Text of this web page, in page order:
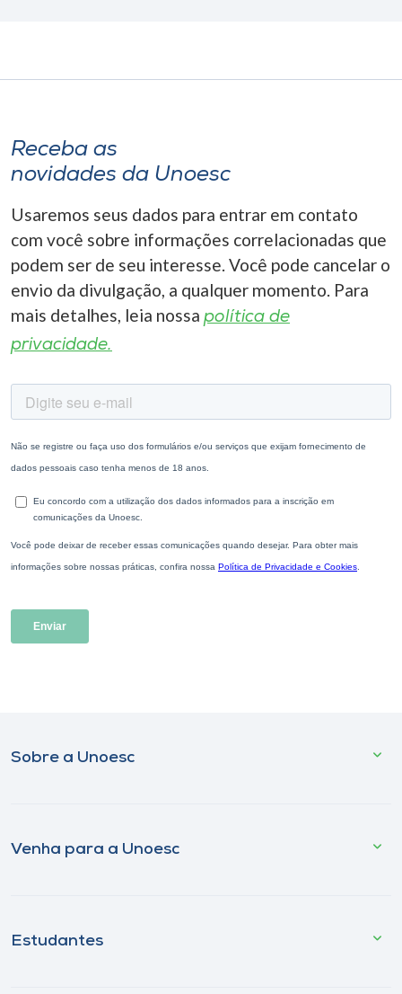
Receba as
novidades da Unoesc
Usaremos seus dados para entrar em contato
com você sobre informações correlacionadas que
podem ser de seu interesse. Você pode cancelar o
envio da divulgação, a qualquer momento. Para
mais detalhes, leia nossa política de
privacidade.
Sobre a Unoesc
Venha para a Unoesc
Estudantes